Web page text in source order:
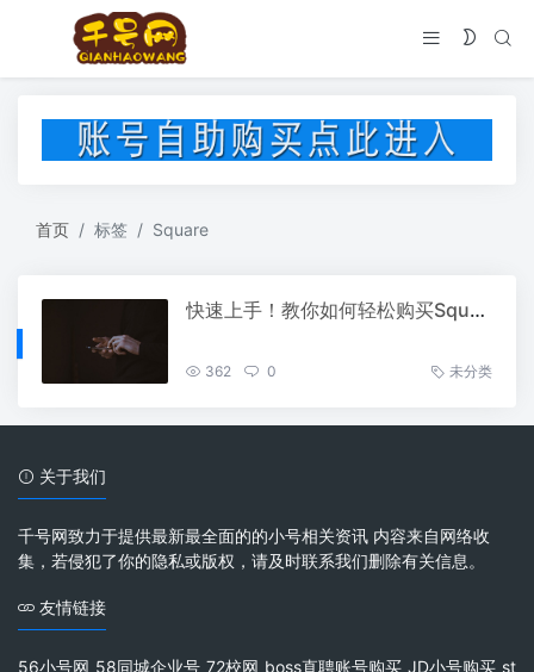
首页 标签 Square
快速上手！教你如何轻松购买Square账号
362 0 未分类
关于我们
千号网致力于提供最新最全面的的小号相关资讯 内容来自网络收
集，若侵犯了你的隐私或版权，请及时联系我们删除有关信息。
友情链接
56小号网 58同城企业号 72校网 boss直聘账号购买 JD小号购买 st